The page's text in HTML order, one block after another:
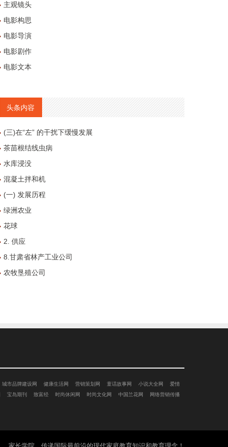
主观镜头
电影构思
电影导演
电影剧作
电影文本
头条内容
(三)在“左” 的干扰下缓慢发展
茶苗根结线虫病
水库浸没
混凝土拌和机
(一) 发展历程
绿洲农业
花球
2. 供应
8.甘肃省林产工业公司
农牧垦殖公司
城市品牌建设网 健康生活网 营销策划网 童话故事网 小说大全网
爱情
宝岛期刊 致富经 时尚休闲网 时尚文化网 中国兰花网
网络营销传播